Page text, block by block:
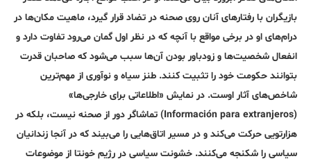
بازیگران با رفتارهای آنان روی صحنه در تضاد قرار گیرد، ماهیت مکان‌ها در
درام‌های او در برخی مواقع با آنچه که در نظر اول گمان می‌رود تفاوت دارد و
انفعال شخصیت‌ها و زودباور بودن آن‌ها سبب می‌شود که صاحبان قدرت
بتوانند حکومت خود را تثبیت کنند. طنز سیاه و نوآوری از مهم‌ترین
شاخص‌های آثار اوست. در نمایش «اطلاعاتی برای خارجی‌ها»
(Información para extranjeros) تماشاگر دور از صحنه نیست، بلکه در
هزارتویی حرکت می‌کند و در مسیر اتاق‌هایی را می‌بیند که در آنجا زندانیان
سیاسی را شکنجه می‌کنند. خشونت سیاسی در رژیم خونتا از موضوعات